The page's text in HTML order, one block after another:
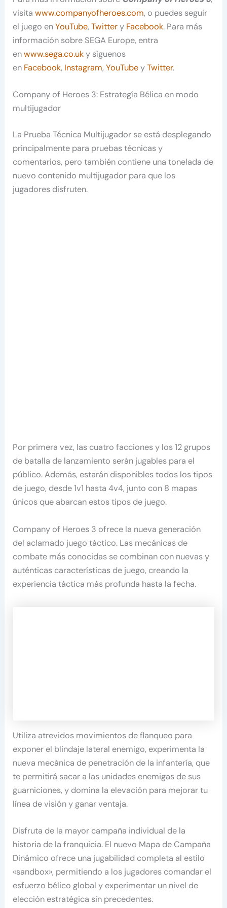
visitawww.companyofheroes.com, o puedes seguir
el juego enYouTube,Twittery Facebook. Para más
información sobre SEGA Europe, entra
enwww.sega.co.uky síguenos
en Facebook, Instagram,YouTubeyTwitter.
Company of Heroes 3: Estrategía Bélica en modo
multijugador
La Prueba Técnica Multijugador se está desplegando
principalmente para pruebas técnicas y
comentarios, pero también contiene una tonelada de
nuevo contenido multijugador para que los
jugadores disfruten.
Por primera vez, las cuatro facciones y los 12 grupos
de batalla de lanzamiento serán jugables para el
público. Además, estarán disponibles todos los tipos
de juego, desde 1v1 hasta 4v4, junto con 8 mapas
únicos que abarcan estos tipos de juego.
Company of Heroes 3 ofrece la nueva generación
del aclamado juego táctico. Las mecánicas de
combate más conocidas se combinan con nuevas y
auténticas características de juego, creando la
experiencia táctica más profunda hasta la fecha.
Utiliza atrevidos movimientos de flanqueo para
exponer el blindaje lateral enemigo, experimenta la
nueva mecánica de penetración de la infantería, que
te permitirá sacar a las unidades enemigas de sus
guarniciones, y domina la elevación para mejorar tu
línea de visión y ganar ventaja.
Disfruta de la mayor campaña individual de la
historia de la franquicia. El nuevo Mapa de Campaña
Dinámico ofrece una jugabilidad completa al estilo
«sandbox», permitiendo a los jugadores comandar el
esfuerzo bélico global y experimentar un nivel de
elección estratégica sin precedentes.